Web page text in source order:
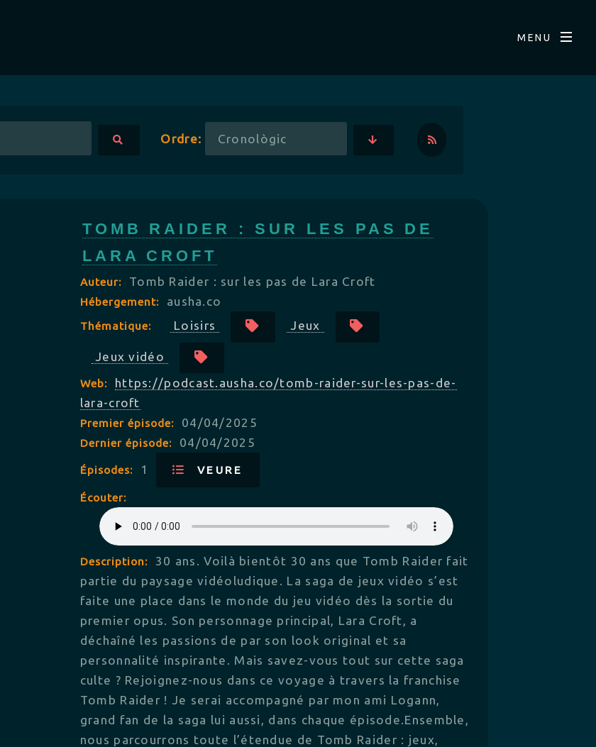
MENU
Ordre:
TOMB RAIDER : SUR LES PAS DE
LARA CROFT
Auteur: Tomb Raider : sur les pas de Lara Croft
Hébergement: ausha.co
Thématique: Loisirs Jeux
Jeux vidéo
Web:
https://podcast.ausha.co/tomb-raider-sur-les-pas-de-
lara-croft
Premier épisode: 04/04/2025
Dernier épisode: 04/04/2025
Épisodes: 1 VEURE
Écouter:
Description:
30 ans. Voilà bientôt 30 ans que Tomb Raider fait
partie du paysage vidéoludique. La saga de jeux vidéo s’est
faite une place dans le monde du jeu vidéo dès la sortie du
premier opus. Son personnage principal, Lara Croft, a
déchaîné les passions de par son look original et sa
personnalité inspirante. Mais savez-vous tout sur cette saga
culte ? Rejoignez-nous dans ce voyage à travers la franchise
Tomb Raider ! Je serai accompagné par mon ami Logann,
grand fan de la saga lui aussi, dans chaque épisode.Ensemble,
nous parcourrons toute l’étendue de Tomb Raider : jeux,